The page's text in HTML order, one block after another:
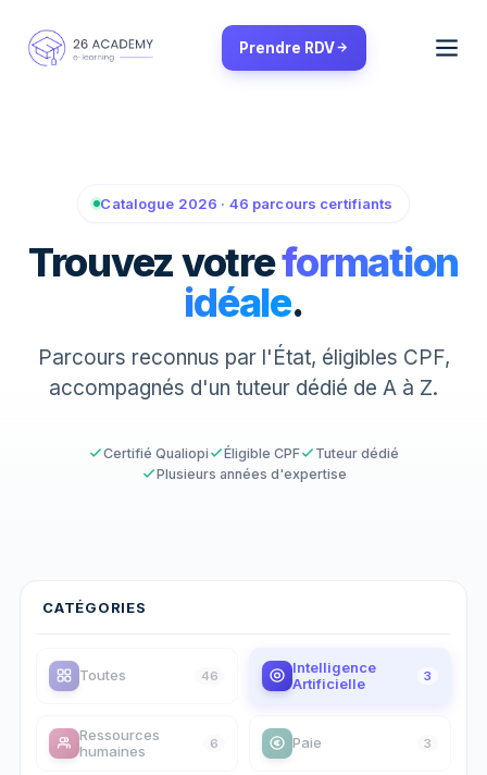
Prendre RDV
Catalogue 2026 · 46 parcours certifiants
Trouvez votreformation
idéale.
Parcours reconnus par l'État, éligibles CPF,
accompagnés d'un tuteur dédié de A à Z.
Certifié Qualiopi Éligible CPF
Tuteur dédié
Plusieurs années d'expertise
CATÉGORIES
Toutes 46
Intelligence
Artificielle
3
Ressources
humaines
6 Paie 3